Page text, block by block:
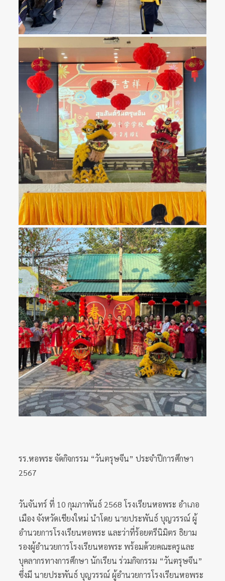
รร.หอพระ จัดกิจกรรม “วันตรุษจีน” ประจำปีการศึกษา
2567
วันจันทร์ ที่ 10 กุมภาพันธ์ 2568 โรงเรียนหอพระ อำเภอ
เมือง จังหวัดเชียงใหม่ นำโดย นายประพันธ์ บุญวรรณ์ ผู้
อำนวยการโรงเรียนหอพระ และว่าที่ร้อยตรีนิมิตร ธิยาม
รองผู้อำนวยการโรงเรียนหอพระ พร้อมด้วยคณะครูและ
บุคลากรทางการศึกษา นักเรียน ร่วมกิจกรรม “วันตรุษจีน”
ซึ่งมี นายประพันธ์ บุญวรรณ์ ผู้อำนวยการโรงเรียนหอพระ